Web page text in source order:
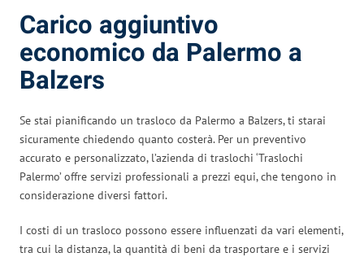
Carico aggiuntivo
economico da Palermo a
Balzers
Se stai pianificando un trasloco da Palermo a Balzers, ti starai
sicuramente chiedendo quanto costerà. Per un preventivo
accurato e personalizzato, l’azienda di traslochi ‘Traslochi
Palermo’ offre servizi professionali a prezzi equi, che tengono in
considerazione diversi fattori.
I costi di un trasloco possono essere influenzati da vari elementi,
tra cui la distanza, la quantità di beni da trasportare e i servizi